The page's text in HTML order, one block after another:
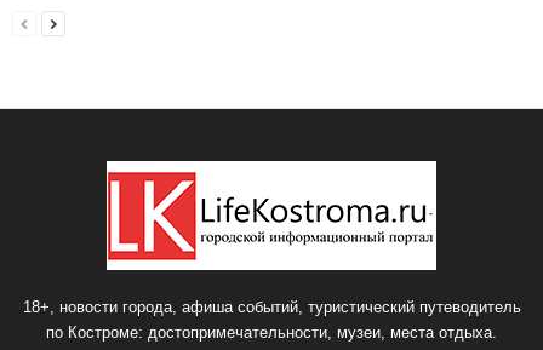
18+, новости города, афиша событий, туристический путеводитель
по Костроме: достопримечательности, музеи, места отдыха.